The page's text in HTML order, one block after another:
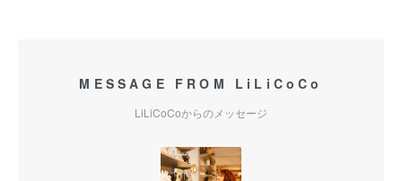
MESSAGE FROM LiLiCoCo
LiLiCoCoからのメッセージ